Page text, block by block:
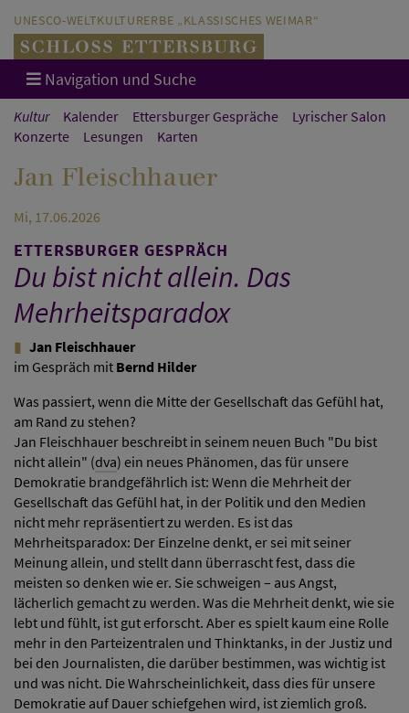
UNESCO-WELTKULTURERBE „KLASSISCHES WEIMAR“
Navigation und Suche
Kultur Kalender Ettersburger Gespräche
Lyrischer Salon
Konzerte
Lesungen Karten
Jan Fleischhauer
Mi, 17.06.2026
ETTERSBURGER GESPRÄCH
Du bist nicht allein. Das
Mehrheitsparadox
Jan Fleischhauer
im Gespräch mit Bernd Hilder
Was passiert, wenn die Mitte der Gesellschaft das Gefühl hat,
am Rand zu stehen?
Jan Fleischhauer beschreibt in seinem neuen Buch "Du bist
nicht allein" (dva) ein neues Phänomen, das für unsere
Demokratie brandgefährlich ist: Wenn die Mehrheit der
Gesellschaft das Gefühl hat, in der Politik und den Medien
nicht mehr repräsentiert zu werden. Es ist das
Mehrheitsparadox: Der Einzelne denkt, er sei mit seiner
Meinung allein, und stellt dann überrascht fest, dass die
meisten so denken wie er. Sie schweigen – aus Angst,
lächerlich gemacht zu werden. Was die Mehrheit denkt, wie sie
lebt und fühlt, ist gut erforscht. Aber es spielt kaum eine Rolle
mehr in den Parteizentralen und Thinktanks, in der Justiz und
bei den Journalisten, die darüber bestimmen, was wichtig ist
und was nicht. Die Wahrscheinlichkeit, dass dies für unsere
Demokratie auf Dauer schiefgehen wird, ist ziemlich groß.